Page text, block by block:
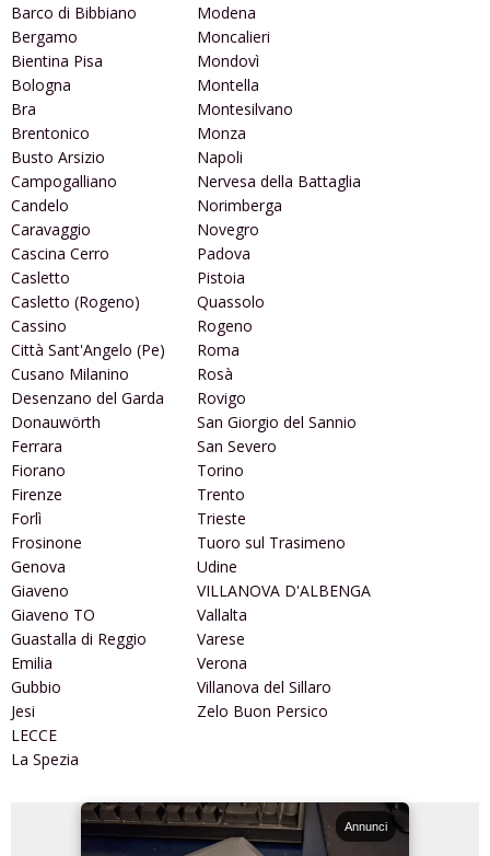
Barco di Bibbiano
Bergamo
Bientina Pisa
Bologna
Bra
Brentonico
Busto Arsizio
Campogalliano
Candelo
Caravaggio
Cascina Cerro
Casletto
Casletto (Rogeno)
Cassino
Città Sant'Angelo (Pe)
Cusano Milanino
Desenzano del Garda
Donauwörth
Ferrara
Fiorano
Firenze
Forlì
Frosinone
Genova
Giaveno
Giaveno TO
Guastalla di Reggio
Emilia
Gubbio
Jesi
LECCE
La Spezia
Modena
Moncalieri
Mondovì
Montella
Montesilvano
Monza
Napoli
Nervesa della Battaglia
Norimberga
Novegro
Padova
Pistoia
Quassolo
Rogeno
Roma
Rosà
Rovigo
San Giorgio del Sannio
San Severo
Torino
Trento
Trieste
Tuoro sul Trasimeno
Udine
VILLANOVA D'ALBENGA
Vallalta
Varese
Verona
Villanova del Sillaro
Zelo Buon Persico
Annunci